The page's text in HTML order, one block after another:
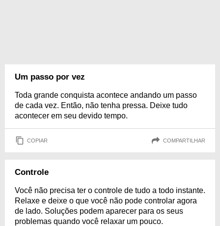
Um passo por vez
Toda grande conquista acontece andando um passo
de cada vez. Então, não tenha pressa. Deixe tudo
acontecer em seu devido tempo.
COPIAR COMPARTILHAR
Controle
Você não precisa ter o controle de tudo a todo instante.
Relaxe e deixe o que você não pode controlar agora
de lado. Soluções podem aparecer para os seus
problemas quando você relaxar um pouco.